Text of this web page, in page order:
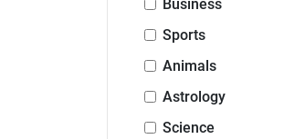
Business
Sports
Animals
Astrology
Science